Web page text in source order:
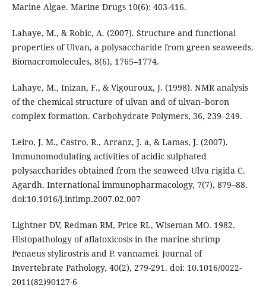
Marine Algae. Marine Drugs 10(6): 403-416.
Lahaye, M., & Robic, A. (2007). Structure and functional
properties of Ulvan, a polysaccharide from green seaweeds.
Biomacromolecules, 8(6), 1765–1774.
Lahaye, M., Inizan, F., & Vigouroux, J. (1998). NMR analysis
of the chemical structure of ulvan and of ulvan–boron
complex formation. Carbohydrate Polymers, 36, 239–249.
Leiro, J. M., Castro, R., Arranz, J. a, & Lamas, J. (2007).
Immunomodulating activities of acidic sulphated
polysaccharides obtained from the seaweed Ulva rigida C.
Agardh. International immunopharmacology, 7(7), 879–88.
doi:10.1016/j.intimp.2007.02.007
Lightner DV, Redman RM, Price RL, Wiseman MO. 1982.
Histopathology of aflatoxicosis in the marine shrimp
Penaeus stylirostris and P. vannamei. Journal of
Invertebrate Pathology, 40(2), 279-291. doi: 10.1016/0022-
2011(82)90127-6